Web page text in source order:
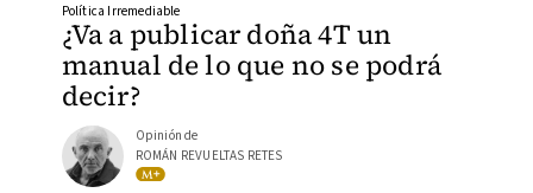
¿Va a publicar doña 4T un
manual de lo que no se podrá
decir?
Política Irremediable
Opinión de
ROMÁN REVUELTAS RETES